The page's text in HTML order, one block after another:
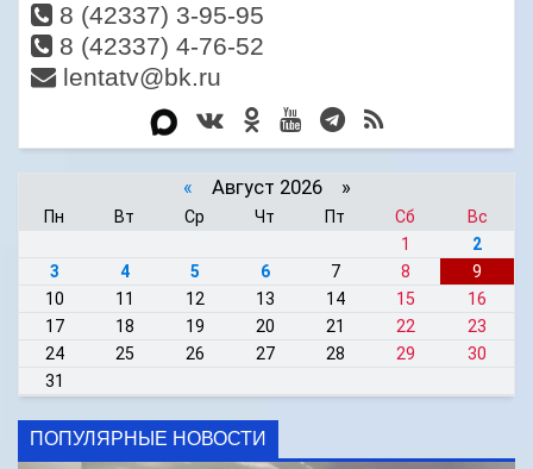
8 (42337) 3-95-95
8 (42337) 4-76-52
lentatv@bk.ru
« Август 2026 »
Пн Вт Ср Чт Пт Сб
Вс
1
2
3
4 5 6 7 8
9
10
11 12 13 14 15
16
17
18 19 20 21 22
23
24
25 26 27 28 29
30
31
ПОПУЛЯРНЫЕ НОВОСТИ